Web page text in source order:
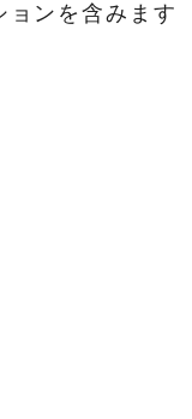
ョンを含みます